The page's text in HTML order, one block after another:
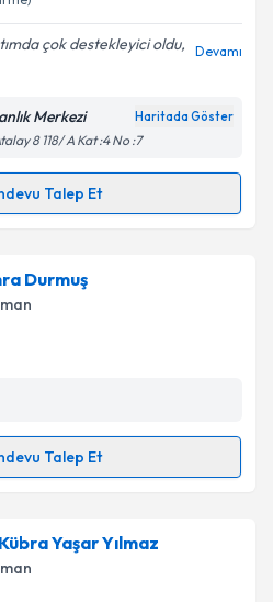
işlenmesine ilişkinAydınlatma
kişisel verilerimin belirtilen
kabul ediyorum.
çok destekleyici oldu,
Devamı
Merkezi Haritada Göster
8 118/ A Kat :4 No :7
Talep Et
Talebi
için randevu takvimi
uzmandan randevu almanız
e-posta ile
kabul ediyorum.
Durmuş
Talep Et
Talebi
için randevu takvimi talebi
randevu almanız için bir
e-posta ile bilgilendireceğiz.
Yaşar Yılmaz